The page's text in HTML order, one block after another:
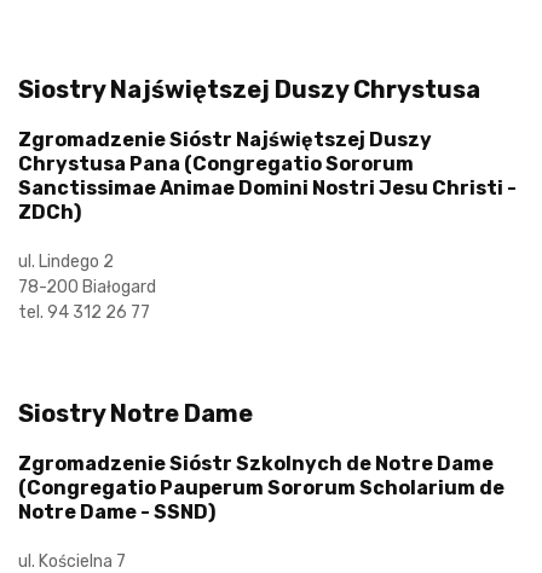
Siostry Najświętszej Duszy Chrystusa
Zgromadzenie Sióstr Najświętszej Duszy
Chrystusa Pana (Congregatio Sororum
Sanctissimae Animae Domini Nostri Jesu Christi -
ZDCh)
ul. Lindego 2
78-200 Białogard
tel. 94 312 26 77
Siostry Notre Dame
Zgromadzenie Sióstr Szkolnych de Notre Dame
(Congregatio Pauperum Sororum Scholarium de
Notre Dame - SSND)
ul. Kościelna 7